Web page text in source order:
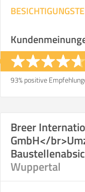
93% positive
Breer
GmbH</
Wuppertal